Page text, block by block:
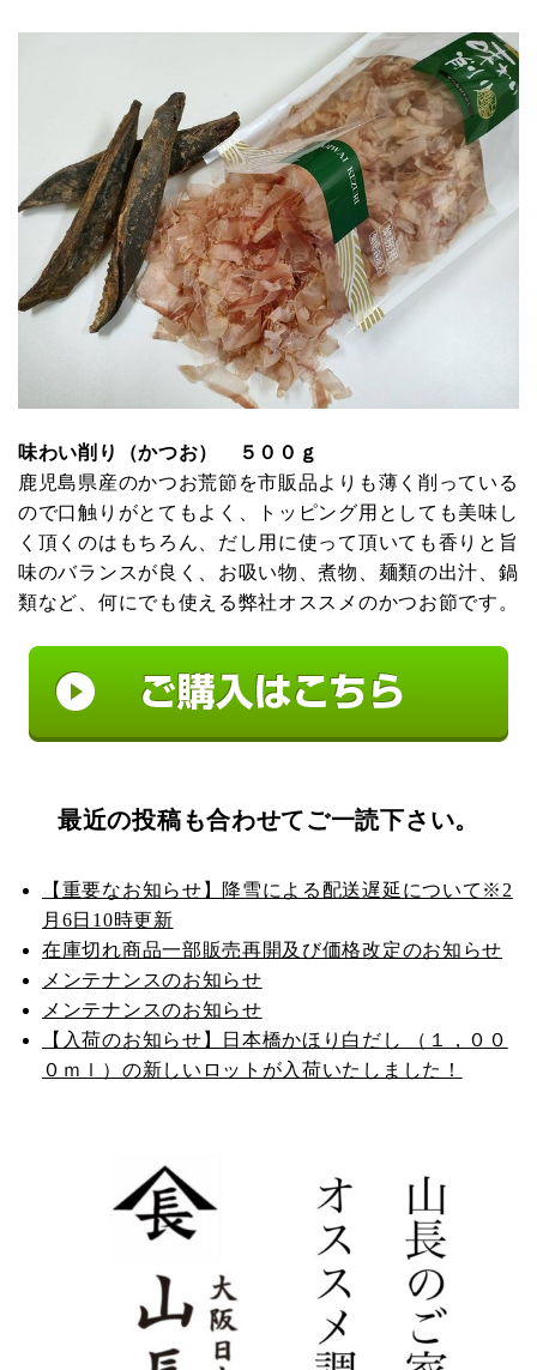
味わい削り（かつお） ５００ｇ
鹿児島県産のかつお荒節を市販品よりも薄く削っている
ので口触りがとてもよく、トッピング用としても美味し
く頂くのはもちろん、だし用に使って頂いても香りと旨
味のバランスが良く、お吸い物、煮物、麺類の出汁、鍋
類など、何にでも使える弊社オススメのかつお節です。
最近の投稿も合わせてご一読下さい。
【重要なお知らせ】降雪による配送遅延について※2
月6日10時更新
在庫切れ商品一部販売再開及び価格改定のお知らせ
メンテナンスのお知らせ
メンテナンスのお知らせ
【入荷のお知らせ】日本橋かほり白だし （１，００
０ｍｌ）の新しいロットが入荷いたしました！